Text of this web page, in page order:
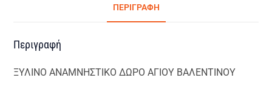
ΠΕΡΙΓΡΑΦΉ
Περιγραφή
ΞΥΛΙΝΟ ΑΝΑΜΝΗΣΤΙΚΟ ΔΩΡΟ ΑΓΙΟΥ ΒΑΛΕΝΤΙΝΟΥ